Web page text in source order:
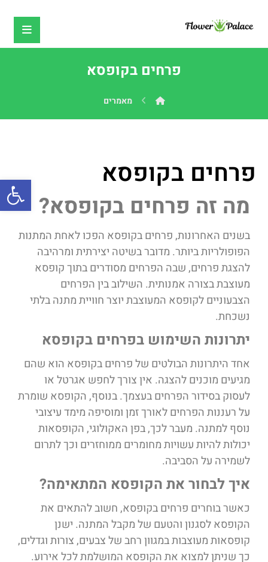
פרחים בקופסא
מאמרים
פרחים בקופסא
מה זה פרחים בקופסא?
בשנים האחרונות, פרחים בקופסא הפכו לאחת המתנות
הפופולריות ביותר. מדובר בשיטה יצירתית ומרהיבה
להצגת פרחים, שבה הפרחים מסודרים בתוך קופסא
מעוצבת בצורה אמנותית. השילוב בין הפרחים
הצבעוניים לקופסא המעוצבת יוצר חוויית מתנה בלתי
נשכחת.
יתרונות השימוש בפרחים בקופסא
אחד היתרונות הבולטים של פרחים בקופסא הוא שהם
מגיעים מוכנים להצגה. אין צורך לחפש אגרטל או
לעסוק בסידור הפרחים בעצמך. בנוסף, הקופסא שומרת
על רעננות הפרחים לאורך זמן ומוסיפה מימד עיצובי
נוסף למתנה. מעבר לכך, בפן האקולוגי, הקופסאות
יכולות להיות עשויות מחומרים ממוחזרים וכך לתרום
לשמירה על הסביבה.
איך לבחור את הקופסא המתאימה?
כאשר בוחרים פרחים בקופסא, חשוב להתאים את
הקופסא לסגנון והטעם של מקבל המתנה. ישנן
קופסאות מעוצבות במגוון רחב של צבעים, צורות וגדלים,
כך שניתן למצוא את הקופסא המושלמת לכל אירוע.